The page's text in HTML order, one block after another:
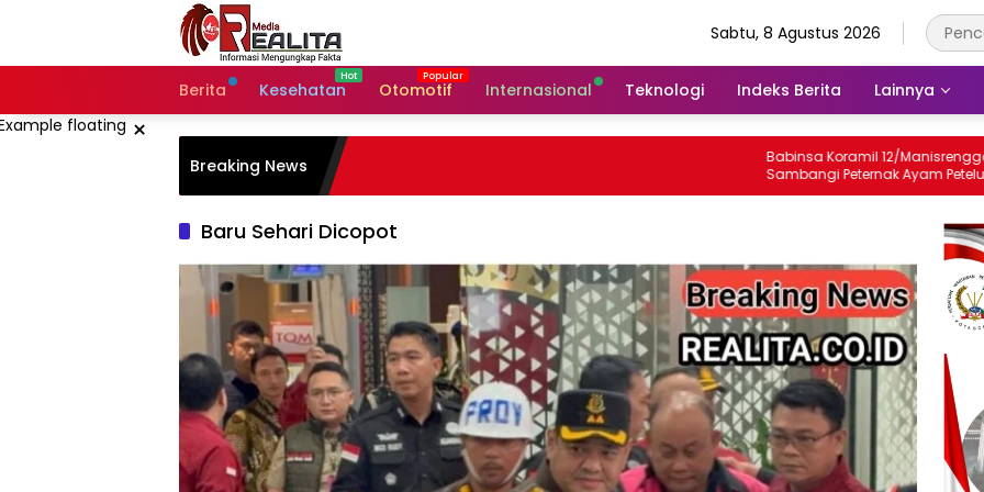
Sabtu, 8 Agustus 2026
Berita Kesehatan Otomotif Internasional Teknologi Indeks Berita Lainnya
×
Breaking News
Babinsa Koramil 12/Manisrenggo
Sambangi Peternak Ayam Petelur,
Dukung Ketahanan Pangan Dan
Baru Sehari Dicopot